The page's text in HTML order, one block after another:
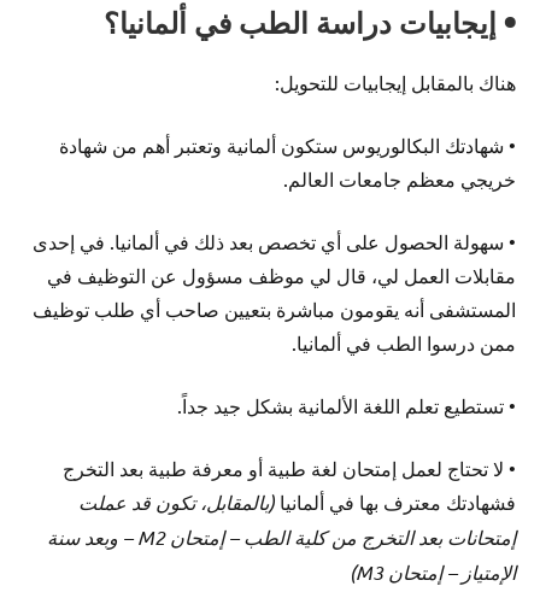
• إيجابيات دراسة الطب في ألمانيا؟
هناك بالمقابل إيجابيات للتحويل:
• شهادتك البكالوريوس ستكون ألمانية وتعتبر أهم من شهادة
خريجي معظم جامعات العالم.
• سهولة الحصول على أي تخصص بعد ذلك في ألمانيا. في إحدى
مقابلات العمل لي، قال لي موظف مسؤول عن التوظيف في
المستشفى أنه يقومون مباشرة بتعيين صاحب أي طلب توظيف
ممن درسوا الطب في ألمانيا.
• تستطيع تعلم اللغة الألمانية بشكل جيد جداً.
• لا تحتاج لعمل إمتحان لغة طبية أو معرفة طبية بعد التخرج
فشهادتك معترف بها في ألمانيا (بالمقابل، تكون قد عملت
إمتحانات بعد التخرج من كلية الطب – إمتحان M2 – وبعد سنة
الإمتياز – إمتحان M3)